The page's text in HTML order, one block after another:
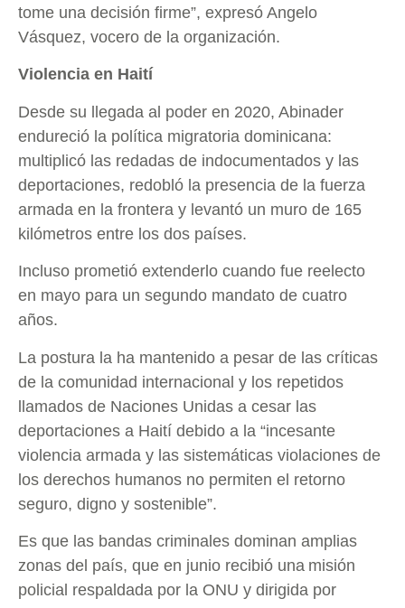
tome una decisión firme”, expresó Angelo
Vásquez, vocero de la organización.
Violencia en Haití
Desde su llegada al poder en 2020, Abinader
endureció la política migratoria dominicana:
multiplicó las redadas de indocumentados y las
deportaciones, redobló la presencia de la fuerza
armada en la frontera y levantó un muro de 165
kilómetros entre los dos países.
Incluso prometió extenderlo cuando fue reelecto
en mayo para un segundo mandato de cuatro
años.
La postura la ha mantenido a pesar de las críticas
de la comunidad internacional y los repetidos
llamados de Naciones Unidas a cesar las
deportaciones a Haití debido a la “incesante
violencia armada y las sistemáticas violaciones de
los derechos humanos no permiten el retorno
seguro, digno y sostenible”.
Es que las bandas criminales dominan amplias
zonas del país, que en junio recibió una misión
policial respaldada por la ONU y dirigida por